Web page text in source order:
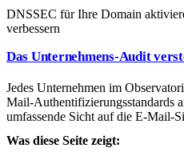
DNSSEC für Ihre Domain
verbessern
Das Unternehmens-Audit
Jedes Unternehmen im
Mail-Authentifizierungsstandards
umfassende Sicht auf die E-Mail-
Was diese Seite zeigt: